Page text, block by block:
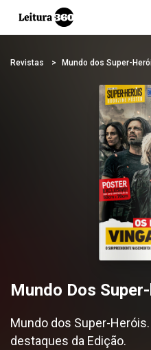
Revistas Mundo dos Super-
Mundo Dos
Mundo dos Super-
destaques da Edição.